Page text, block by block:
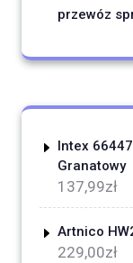
przewóz
Intex
Granatowy
137,99zł
Artnico
229,00zł